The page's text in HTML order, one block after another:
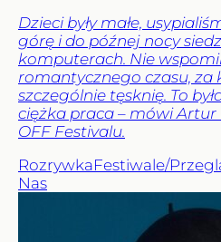
Dzieci były małe,
górę i do późnej nocy
komputerach. Nie
romantycznego czasu, za
szczególnie tęsknię. To
ciężka praca – mówi
OFF Festivalu.
RozrywkaFestiwale/
Nas